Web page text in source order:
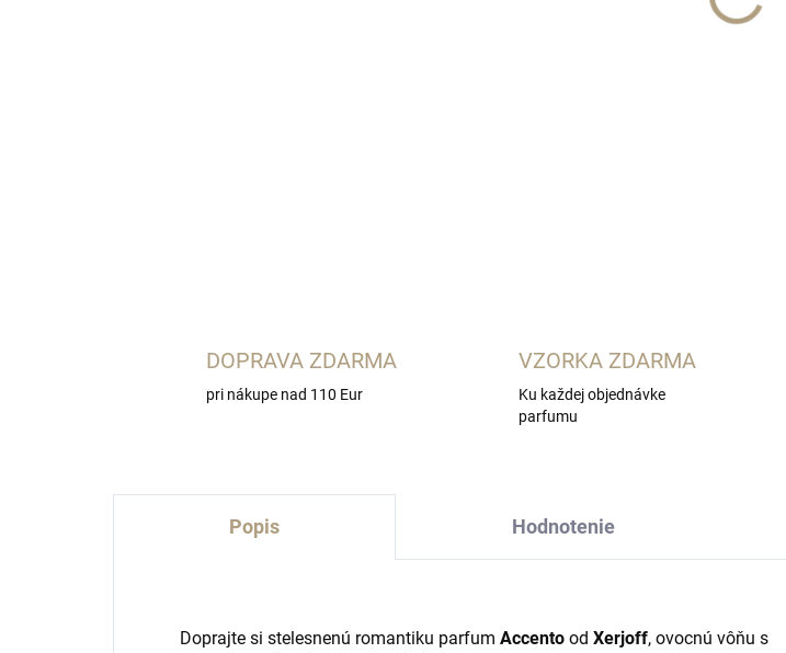
DOPRAVA ZDARMA
pri nákupe nad 110 Eur
VZORKA ZDARMA
Ku každej objednávke
parfumu
Popis Hodnotenie
Doprajte si stelesnenú romantiku parfum Accento od Xerjoff, ovocnú vôňu s